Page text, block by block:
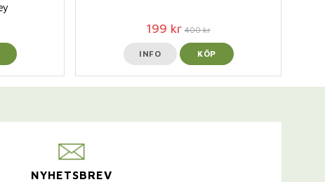
199 kr 400 kr
INFO KÖP
NYHETSBREV